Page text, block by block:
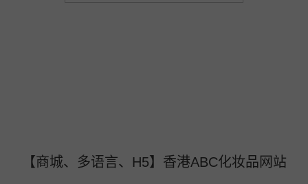
【商城、多语言、H5】香港ABC化妆品网站